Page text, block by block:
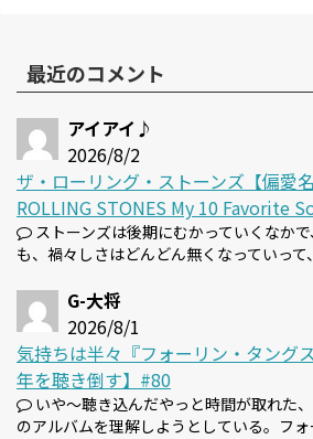
最近のコメント
アイアイ♪
2026/8/2
ザ・ローリング・ストーンズ【偏愛
ROLLING STONES My 10 Favorite
ストーンズは後期にむかっていくなか
も、禍々しさはどんどん無くなっていって
G-大将
2026/8/1
気持ちは半々『フォーリン・タング
年を聴き倒す】#80
いや～聴き込んだやっと時間が取れた
のアルバムを理解しようとしている。フォ